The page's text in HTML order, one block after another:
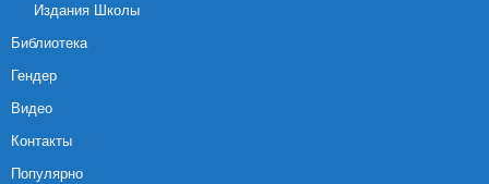
Издания Школы
Библиотека
Гендер
Видео
Контакты
Популярно